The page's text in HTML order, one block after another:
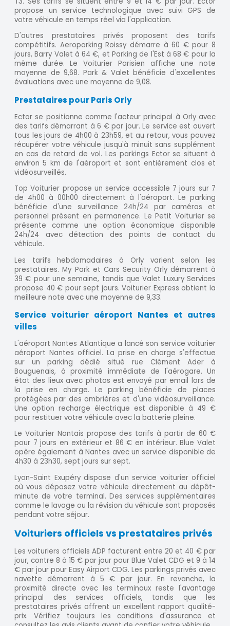
propose un service technologique avec suivi GPS de
votre véhicule en temps réel via l'application.
D'autres prestataires privés proposent des tarifs
compétitifs. Aeroparking Roissy démarre à 60 € pour 8
jours, Barry Valet à 64 €, et Parking de l'Est à 68 € pour la
même durée. Le Voiturier Parisien affiche une note
moyenne de 9,68. Park & Valet bénéficie d'excellentes
évaluations avec une moyenne de 9,08.
Prestataires pour Paris Orly
Ector se positionne comme l'acteur principal à Orly avec
des tarifs démarrant à 6 € par jour. Le service est ouvert
tous les jours de 4h00 à 23h59, et au retour, vous pouvez
récupérer votre véhicule jusqu'à minuit sans supplément
en cas de retard de vol. Les parkings Ector se situent à
environ 5 km de l'aéroport et sont entièrement clos et
vidéosurveillés.
Top Voiturier propose un service accessible 7 jours sur 7
de 4h00 à 00h00 directement à l'aéroport. Le parking
bénéficie d'une surveillance 24h/24 par caméras et
personnel présent en permanence. Le Petit Voiturier se
présente comme une option économique disponible
24h/24 avec détection des points de contact du
véhicule.
Les tarifs hebdomadaires à Orly varient selon les
prestataires. My Park et Cars Security Orly démarrent à
39 € pour une semaine, tandis que Valet Luxury Services
propose 40 € pour sept jours. Voiturier Express obtient la
meilleure note avec une moyenne de 9,33.
Service voiturier aéroport Nantes et autres
villes
L'aéroport Nantes Atlantique a lancé son service voiturier
aéroport Nantes officiel. La prise en charge s'effectue
sur un parking dédié situé rue Clément Ader à
Bouguenais, à proximité immédiate de l'aérogare. Un
état des lieux avec photos est envoyé par email lors de
la prise en charge. Le parking bénéficie de places
protégées par des ombrières et d'une vidéosurveillance.
Une option recharge électrique est disponible à 49 €
pour restituer votre véhicule avec la batterie pleine.
Le Voiturier Nantais propose des tarifs à partir de 60 €
pour 7 jours en extérieur et 86 € en intérieur. Blue Valet
opère également à Nantes avec un service disponible de
4h30 à 23h30, sept jours sur sept.
Lyon-Saint Exupéry dispose d'un service voiturier officiel
où vous déposez votre véhicule directement au dépôt-
minute de votre terminal. Des services supplémentaires
comme le lavage ou la révision du véhicule sont proposés
pendant votre séjour.
Voituriers officiels vs prestataires privés
Les voituriers officiels ADP facturent entre 20 et 40 € par
jour, contre 8 à 15 € par jour pour Blue Valet CDG et 9 à 14
€ par jour pour Easy Airport CDG. Les parkings privés avec
navette démarrent à 5 € par jour. En revanche, la
proximité directe avec les terminaux reste l'avantage
principal des services officiels, tandis que les
prestataires privés offrent un excellent rapport qualité-
prix. Vérifiez toujours les conditions d'assurance et